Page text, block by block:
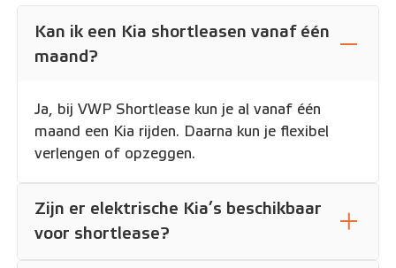
Kan ik een Kia shortleasen vanaf één
maand?
Ja, bij VWP Shortlease kun je al vanaf één
maand een Kia rijden. Daarna kun je flexibel
verlengen of opzeggen.
Zijn er elektrische Kia’s beschikbaar
voor shortlease?